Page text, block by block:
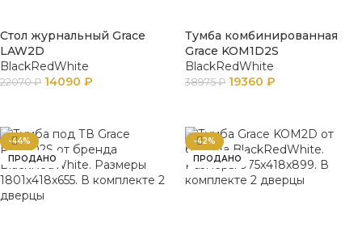
Стол журнальный Grace
LAW2D
BlackRedWhite
22070₽ 14090 ₽
Тумба комбинированная
Grace KOM1D2S
BlackRedWhite
38975₽ 19360 ₽
-44%
ПРОДАНО
-42%
ПРОДАНО